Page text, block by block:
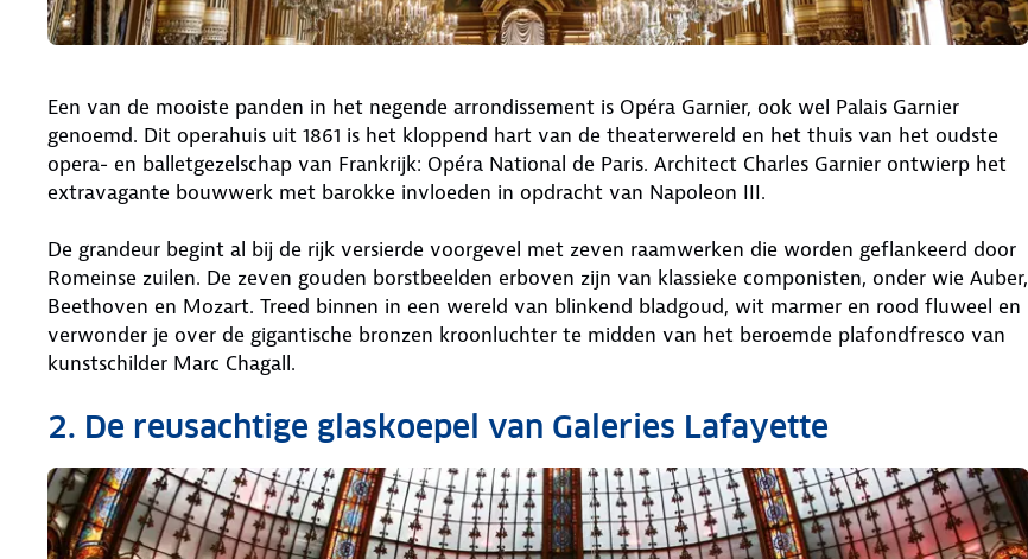
Een van de mooiste panden in het negende arrondissement is Opéra Garnier, ook wel Palais Garnier
genoemd. Dit operahuis uit 1861 is het kloppend hart van de theaterwereld en het thuis van het oudste
opera- en balletgezelschap van Frankrijk: Opéra National de Paris. Architect Charles Garnier ontwierp het
extravagante bouwwerk met barokke invloeden in opdracht van Napoleon III.
De grandeur begint al bij de rijk versierde voorgevel met zeven raamwerken die worden geflankeerd door
Romeinse zuilen. De zeven gouden borstbeelden erboven zijn van klassieke componisten, onder wie Auber,
Beethoven en Mozart. Treed binnen in een wereld van blinkend bladgoud, wit marmer en rood fluweel en
verwonder je over de gigantische bronzen kroonluchter te midden van het beroemde plafondfresco van
kunstschilder Marc Chagall.
2. De reusachtige glaskoepel van Galeries Lafayette